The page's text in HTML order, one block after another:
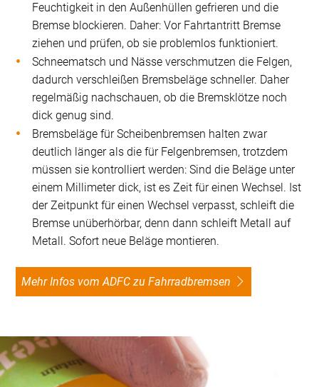
Feuchtigkeit in den Außenhüllen gefrieren und die
Bremse blockieren. Daher: Vor Fahrtantritt Bremse
ziehen und prüfen, ob sie problemlos funktioniert.
Schneematsch und Nässe verschmutzen die Felgen,
dadurch verschleißen Bremsbeläge schneller. Daher
regelmäßig nachschauen, ob die Bremsklötze noch
dick genug sind.
Bremsbeläge für Scheibenbremsen halten zwar
deutlich länger als die für Felgenbremsen, trotzdem
müssen sie kontrolliert werden: Sind die Beläge unter
einem Millimeter dick, ist es Zeit für einen Wechsel. Ist
der Zeitpunkt für einen Wechsel verpasst, schleift die
Bremse unüberhörbar, denn dann schleift Metall auf
Metall. Sofort neue Beläge montieren.
Mehr Infos vom ADFC zu Fahrradbremsen